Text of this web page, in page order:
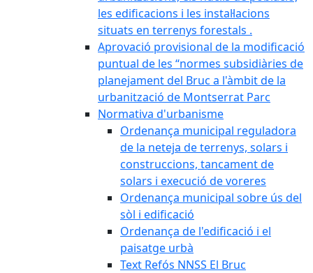
les edificacions i les instal·lacions
situats en terrenys forestals .
Aprovació provisional de la modificació
puntual de les “normes subsidiàries de
planejament del Bruc a l'àmbit de la
urbanització de Montserrat Parc
Normativa d'urbanisme
Ordenança municipal reguladora
de la neteja de terrenys, solars i
construccions, tancament de
solars i execució de voreres
Ordenança municipal sobre ús del
sòl i edificació
Ordenança de l'edificació i el
paisatge urbà
Text Refós NNSS El Bruc